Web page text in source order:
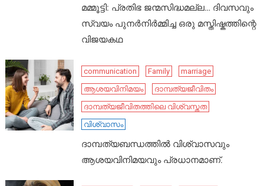
മമ്മൂട്ടി: പ്രതിഭ ജന്മസിദ്ധമല്ല… ദിവസവും
സ്വയം പുനർനിർമ്മിച്ച ഒരു മസ്തിഷ്കത്തിന്റെ
വിജയകഥ
communication Family
marriage
ആശയവിനിമയം
ദാമ്പത്യജീവിതം
ദാമ്പത്യജീവിതത്തിലെ വിശ്വസ്തത
വിശ്വാസം
ദാമ്പത്യബന്ധത്തിൽ വിശ്വാസവും
ആശയവിനിമയവും പ്രധാനമാണ്.